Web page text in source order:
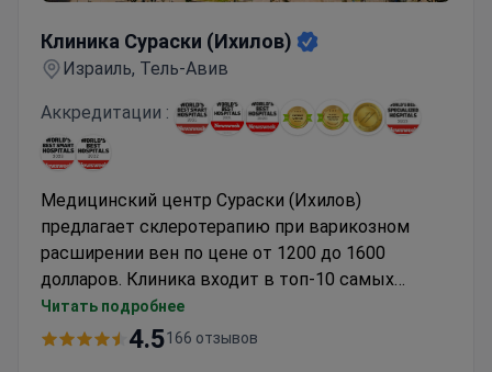
Клиника Сураски (Ихилов)
Израиль, Тель-Авив
Аккредитации :
Медицинский центр Сураски (Ихилов)
предлагает склеротерапию при варикозном
расширении вен по цене от 1200 до 1600
долларов. Клиника входит в топ-10 самых
популярных медицинских учреждений для
медицинских туристов в мире по версии
Читать подробнее
4.5166 отзывов